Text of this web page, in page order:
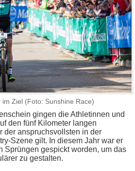
Ziel (Foto: Sunshine Race)
gingen die Athletinnen und
den fünf Kilometer langen
der anspruchsvollsten in der
Szene gilt. In diesem Jahr war er
Sprüngen gespickt worden, um das
zu gestalten.